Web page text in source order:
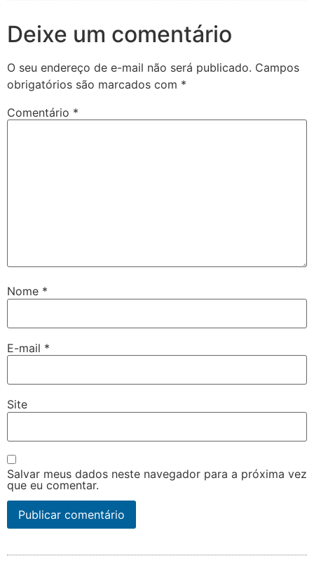
Deixe um comentário
O seu endereço de e-mail não será publicado. Campos
obrigatórios são marcados com *
Comentário *
Nome *
E-mail *
Site
Salvar meus dados neste navegador para a próxima vez
que eu comentar.